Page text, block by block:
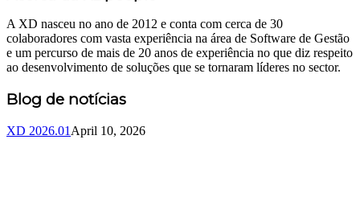
A XD nasceu no ano de 2012 e conta com cerca de 30
colaboradores com vasta experiência na área de Software de Gestão
e um percurso de mais de 20 anos de experiência no que diz respeito
ao desenvolvimento de soluções que se tornaram líderes no sector.
Blog de notícias
XD 2026.01 April 10, 2026